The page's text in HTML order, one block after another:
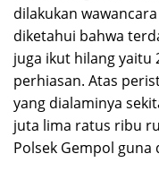
dilakukan
diketahui bahwa
juga ikut hilang yaitu
perhiasan. Atas
yang dialaminya
juta lima ratus ribu
Polsek Gempol guna